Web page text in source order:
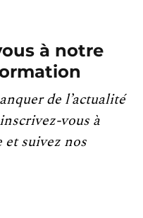
à notre
de l’actualité
vous à
suivez nos